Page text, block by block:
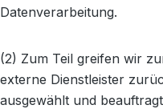
Datenverarbeitung.
(2) Zum Teil greifen wir
externe Dienstleister
ausgewählt und